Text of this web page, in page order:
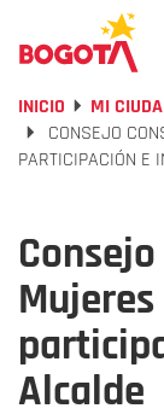
INICIO MI
CONSEJO
PARTICIPACIÓN E
Alcalde